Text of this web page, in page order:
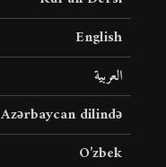
English
العربية
Azərbaycan dilində
O’zbek